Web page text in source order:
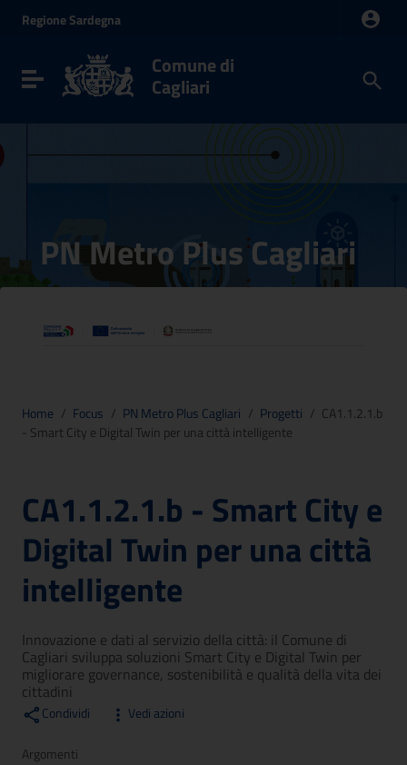
Vai al menu di navigazione
RegioneSardegna
Toggle navigation Comune di
Cagliari
PN Metro Plus Cagliari
Home / Focus / PN Metro Plus Cagliari / Progetti / CA1.1.2.1.b
- Smart City e Digital Twin per una città intelligente
CA1.1.2.1.b - Smart City e
Digital Twin per una città
intelligente
Innovazione e dati al servizio della città: il Comune di
Cagliari sviluppa soluzioni Smart City e Digital Twin per
migliorare governance, sostenibilità e qualità della vita dei
cittadini
Condividi Vedi azioni
Argomenti